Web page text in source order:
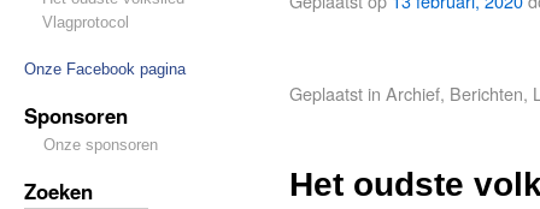
Vlagprotocol
Onze Facebook pagina
Sponsoren
Onze sponsoren
Zoeken
Geplaatst in Archief, Berichten,
Het oudste